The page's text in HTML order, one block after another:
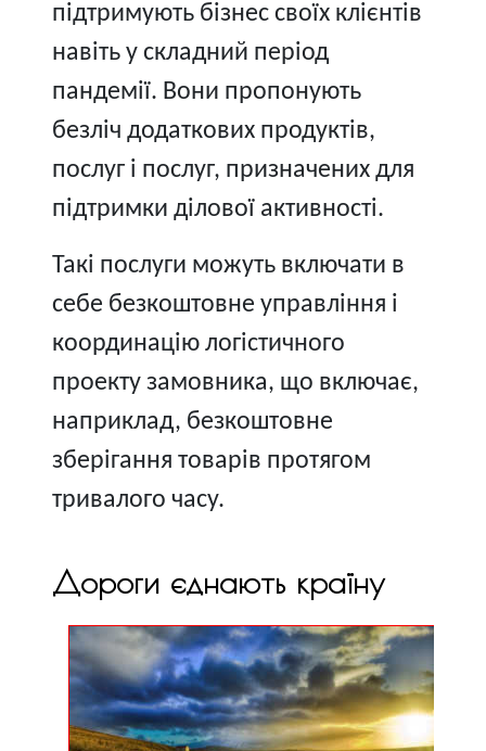
підтримують бізнес своїх клієнтів
навіть у складний період
пандемії. Вони пропонують
безліч додаткових продуктів,
послуг і послуг, призначених для
підтримки ділової активності.
Такі послуги можуть включати в
себе безкоштовне управління і
координацію логістичного
проекту замовника, що включає,
наприклад, безкоштовне
зберігання товарів протягом
тривалого часу.
Дороги єднають країну